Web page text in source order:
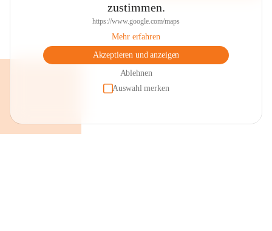
zustimmen.
https://www.google.com/maps
Mehr erfahren
Akzeptieren und anzeigen
Ablehnen
Auswahl merken